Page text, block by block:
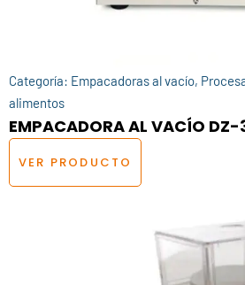
Categoría: Empacadoras al vacío,
alimentos
EMPACADORA AL VACÍO
VER PRODUCTO